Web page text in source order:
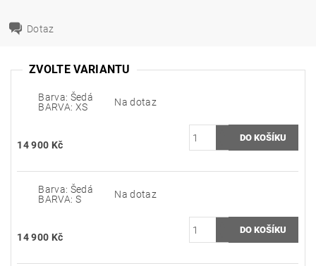
Dotaz
ZVOLTE VARIANTU
Barva: Šedá
BARVA: XS
Na dotaz
14 900 Kč
Barva: Šedá
BARVA: S
Na dotaz
14 900 Kč